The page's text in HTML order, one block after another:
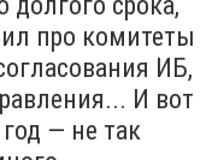
про комитеты
ИБ,
И вот
— не так